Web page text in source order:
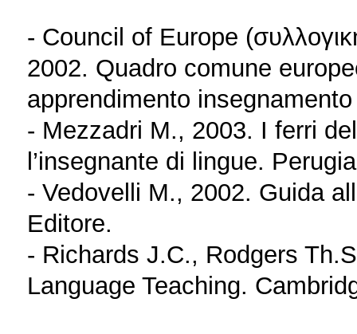
- Council of Europe
2002. Quadro comune
apprendimento
- Mezzadri M., 2003. I ferri
l’insegnante di lingue.
- Vedovelli M., 2002. Guida
Editore.
- Richards J.C., Rodgers
Language Teaching.